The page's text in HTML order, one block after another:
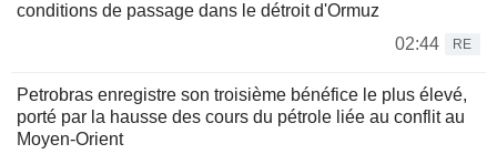
conditions de passage dans le détroit d'Ormuz
02:44
RE
Petrobras enregistre son troisième bénéfice le plus élevé,
porté par la hausse des cours du pétrole liée au conflit au
Moyen-Orient